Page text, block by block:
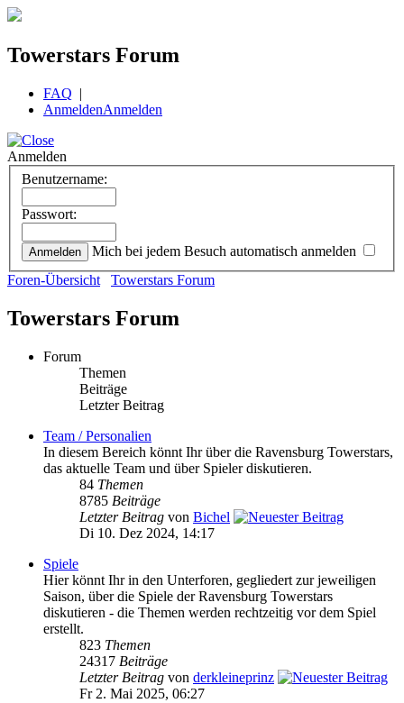
Towerstars Forum
FAQ |
AnmeldenAnmelden
Anmelden
Benutzername:
Passwort:
Mich bei jedem Besuch automatisch anmelden
Foren-Übersicht
Towerstars Forum
Towerstars Forum
Forum
Themen
Beiträge
Letzter Beitrag
Team / Personalien
In diesem Bereich könnt Ihr über die Ravensburg Towerstars,
das aktuelle Team und über Spieler diskutieren.
84 Themen
8785 Beiträge
Letzter Beitrag von Bichel
Di 10. Dez 2024, 14:17
Spiele
Hier könnt Ihr in den Unterforen, gegliedert zur jeweiligen
Saison, über die Spiele der Ravensburg Towerstars
diskutieren - die Themen werden rechtzeitig vor dem Spiel
erstellt.
823 Themen
24317 Beiträge
Letzter Beitrag von derkleineprinz
Fr 2. Mai 2025, 06:27